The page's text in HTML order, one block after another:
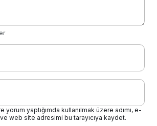
yorum yaptığımda kullanılmak üzere adımı, e-
web site adresimi bu tarayıcıya kaydet.